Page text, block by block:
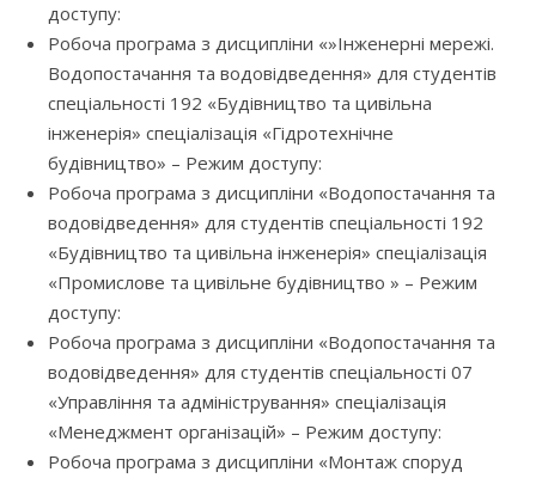
доступу:
Робоча програма з дисципліни «»Інженерні мережі.
Водопостачання та водовідведення» для студентів
спеціальності 192 «Будівництво та цивільна
інженерія» спеціалізація «Гідротехнічне
будівництво» – Режим доступу:
Робоча програма з дисципліни «Водопостачання та
водовідведення» для студентів спеціальності 192
«Будівництво та цивільна інженерія» спеціалізація
«Промислове та цивільне будівництво » – Режим
доступу:
Робоча програма з дисципліни «Водопостачання та
водовідведення» для студентів спеціальності 07
«Управління та адміністрування» спеціалізація
«Менеджмент організацій» – Режим доступу:
Робоча програма з дисципліни «Монтаж споруд